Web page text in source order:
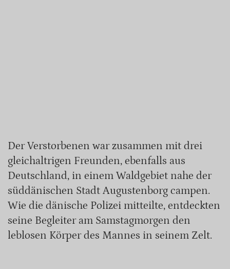
Der Verstorbenen war zusammen mit drei
gleichaltrigen Freunden, ebenfalls aus
Deutschland, in einem Waldgebiet nahe der
süddänischen Stadt Augustenborg campen.
Wie die dänische Polizei mitteilte, entdeckten
seine Begleiter am Samstagmorgen den
leblosen Körper des Mannes in seinem Zelt.